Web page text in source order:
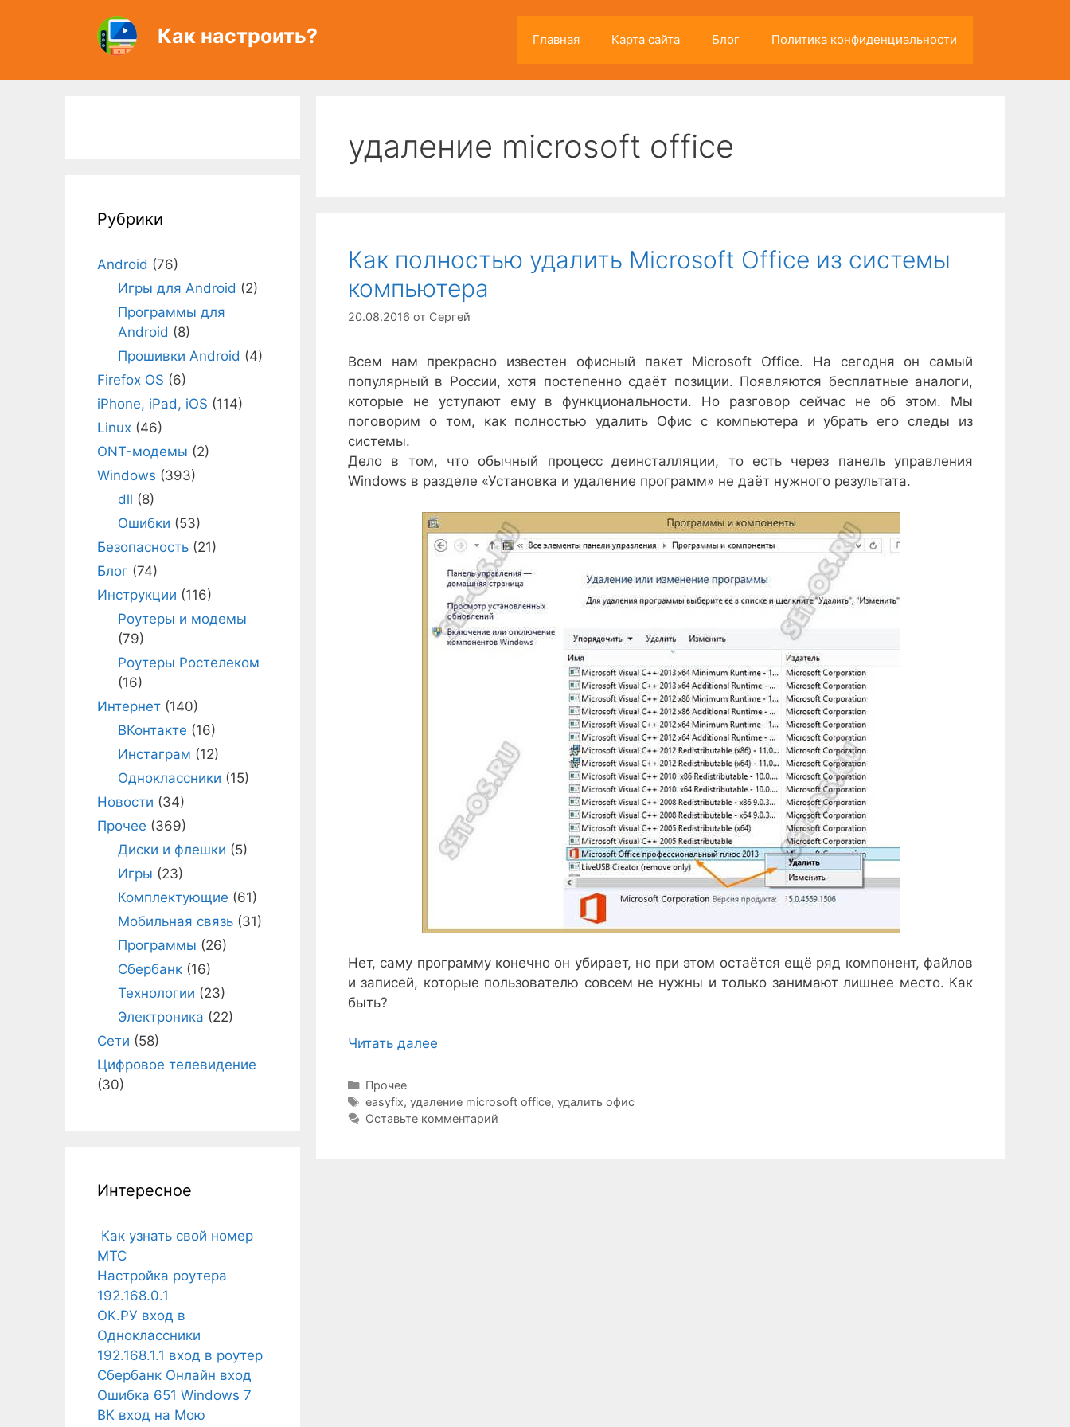
Как настроить? Главная Карта сайта Блог Политика конфиденциальности
удаление microsoft office
Как полностью удалить Microsoft Office из системы
компьютера
20.08.2016 от Сергей
Всем нам прекрасно известен офисный пакет Microsoft Office. На сегодня он самый
популярный в России, хотя постепенно сдаёт позиции. Появляются бесплатные аналоги,
которые не уступают ему в функциональности. Но разговор сейчас не об этом. Мы
поговорим о том, как полностью удалить Офис с компьютера и убрать его следы из
системы.
Дело в том, что обычный процесс деинсталляции, то есть через панель управления
Windows в разделе «Установка и удаление программ» не даёт нужного результата.
Нет, саму программу конечно он убирает, но при этом остаётся ещё ряд компонент, файлов
и записей, которые пользователю совсем не нужны и только занимают лишнее место. Как
быть?
Читать далее
Рубрики
Прочее
Метки
easyfix, удаление microsoft office, удалить офис
Оставьте комментарий
Рубрики
Android (76)
Игры для Android (2)
Программы для
Android (8)
Прошивки Android (4)
Firefox OS (6)
iPhone, iPad, iOS (114)
Linux (46)
ONT-модемы (2)
Windows (393)
dll (8)
Ошибки (53)
Безопасность (21)
Блог (74)
Инструкции (116)
Роутеры и модемы
(79)
Роутеры Ростелеком
(16)
Интернет (140)
ВКонтакте (16)
Инстаграм (12)
Одноклассники (15)
Новости (34)
Прочее (369)
Диски и флешки (5)
Игры (23)
Комплектующие (61)
Мобильная связь(31)
Программы (26)
Сбербанк(16)
Технологии (23)
Электроника (22)
Сети (58)
Цифровое телевидение
(30)
Интересное
Как узнать свой номер
МТС
Настройка роутера
192.168.0.1
ОК.РУ вход в
Одноклассники
192.168.1.1 вход в роутер
Сбербанк Онлайн вход
Ошибка 651 Windows 7
ВК вход на Мою